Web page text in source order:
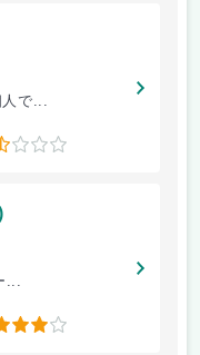
人で...
...